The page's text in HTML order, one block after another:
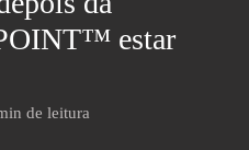
estar
de leitura